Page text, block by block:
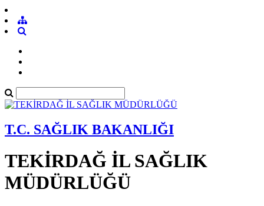
T.C. SAĞLIK BAKANLIĞI
TEKİRDAĞ İL SAĞLIK
MÜDÜRLÜĞÜ